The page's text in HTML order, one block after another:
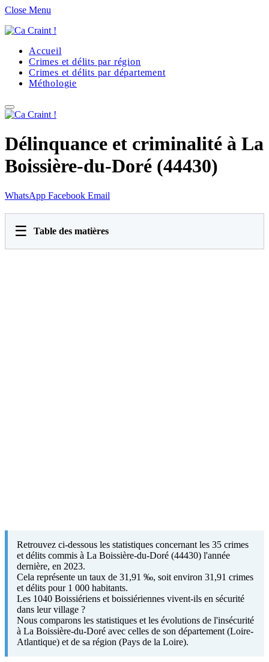
Close Menu
Accueil
Crimes et délits par région
Crimes et délits par département
Méthologie
Délinquance et criminalité à La
Boissière-du-Doré (44430)
WhatsApp Facebook Email
☰ Table des matières
Retrouvez ci-dessous les statistiques concernant les 35 crimes
et délits commis à La Boissière-du-Doré (44430) l'année
dernière, en 2023.
Cela représente un taux de 31,91 ‰, soit environ 31,91 crimes
et délits pour 1 000 habitants.
Les 1040 Boissiériens et boissiériennes vivent-ils en sécurité
dans leur village ?
Nous comparons les statistiques et les évolutions de l'insécurité
à La Boissière-du-Doré avec celles de son département (Loire-
Atlantique) et de sa région (Pays de la Loire).